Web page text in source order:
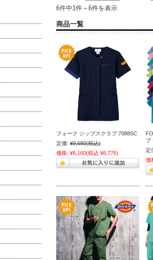
6件中1件～6件を表示
商品一覧
フォーク ジップスクラブ 7088SC
定価: ¥9,680(税込)
価格: ¥6,160(税込 ¥6,776)
ブ
定
価